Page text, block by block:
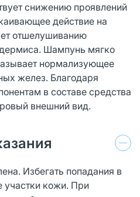
снижению проявлений
действие на
отшелушиванию
Шампунь мягко
нормализующее
желез. Благодаря
в составе средства
внешний вид.
Избегать попадания в
участки кожи. При